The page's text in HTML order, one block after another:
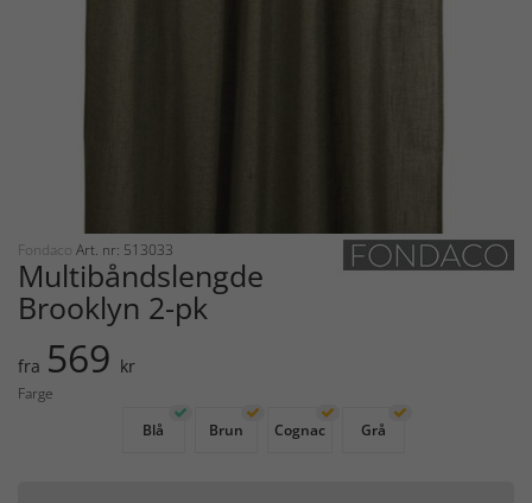
Fondaco Art. nr: 513033
Multibåndslengde
Brooklyn 2-pk
fra 569 kr
Farge
Blå
Brun Cognac Grå